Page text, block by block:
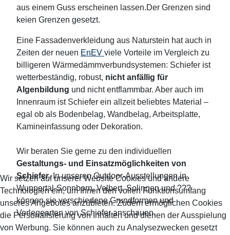
aus einem Guss erscheinen lassen.Der Grenzen sind
keien Grenzen gesetzt.
Eine Fassadenverkleidung aus Naturstein hat auch in
Zeiten der neuen EnEV viele Vorteile im Vergleich zu
billigeren Wärmedämmverbundsystemen: Schiefer ist
wetterbeständig, robust, nicht anfällig für
Algenbildung und nicht entflammbar. Aber auch im
Innenraum ist Schiefer ein allzeit beliebtes Material –
egal ob als Bodenbelag, Wandbelag, Arbeitsplatte,
Kamineinfassung oder Dekoration.
Wir beraten Sie gerne zu den individuellen
Gestaltungs- und Einsatzmöglichkeiten von
Schiefer. In unseren Outdoor-Ausstellungen in
Wuppertal-Sonnborn, Velbert, Solingen und ???
können sie verschiedene Grundformen und
Verlegearten von Schiefer anschauen.
Wir setzen auf unserer Website Cookies und andere
Technologien ein, um Ihnen den vollen Funktionsumfang
unseres Angebotes anzubieten. Zudem ermöglichen Cookies
die Personalisierung von Inhalten und dienen der Ausspielung
von Werbung. Sie können auch zu Analysezwecken gesetzt